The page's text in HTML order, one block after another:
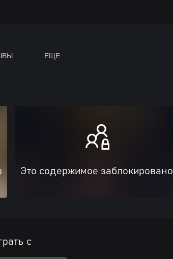
ЕЩЕ
Это содержимое заблокировано
с